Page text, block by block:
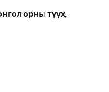
орны түүх,